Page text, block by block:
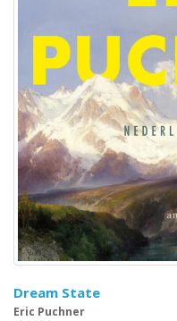
Dream State
Eric Puchner